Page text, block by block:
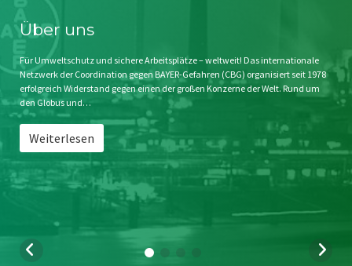
Impressum
Störfälle
Stichwort BAYER
Jahrestagung
SPENDEN
Über uns
Für Umweltschutz und sichere Arbeitsplätze – weltweit! Das internationale
Netzwerk der Coordination gegen BAYER-Gefahren (CBG) organisiert seit 1978
erfolgreich Widerstand gegen einen der großen Konzerne der Welt. Rund um
den Globus und…
Weiterlesen